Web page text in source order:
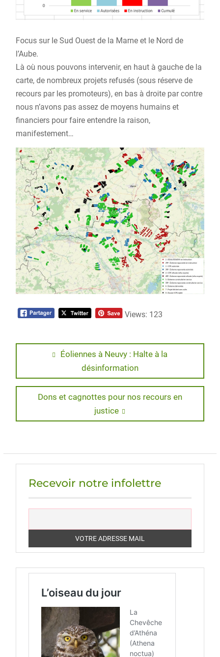
Focus sur le Sud Ouest de la Marne et le Nord de
l’Aube.
Là où nous pouvons intervenir, en haut à gauche de la
carte, de nombreux projets refusés (sous réserve de
recours par les promoteurs), en bas à droite par contre
nous n’avons pas assez de moyens humains et
financiers pour faire entendre la raison,
manifestement…
Views: 123
Navigation
l’article
Previous
Éoliennes à Neuvy : Halte à la
désinformation
Next
Dons et cagnottes pour nos recours en
justice
Recevoir notre infolettre